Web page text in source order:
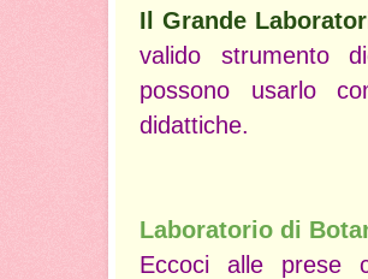
Il Grande
valido strumento
possono usarlo
didattiche.
Laboratorio di
Eccoci alle prese